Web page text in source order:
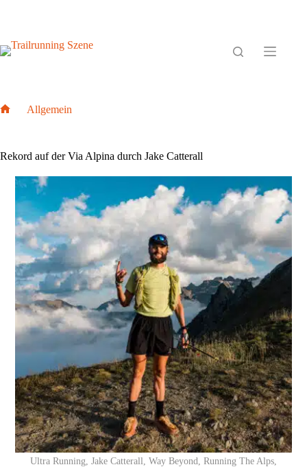
Allgemein
Rekord auf der Via Alpina durch Jake Catterall
Ultra Running, Jake Catterall, Way Beyond, Running The Alps,